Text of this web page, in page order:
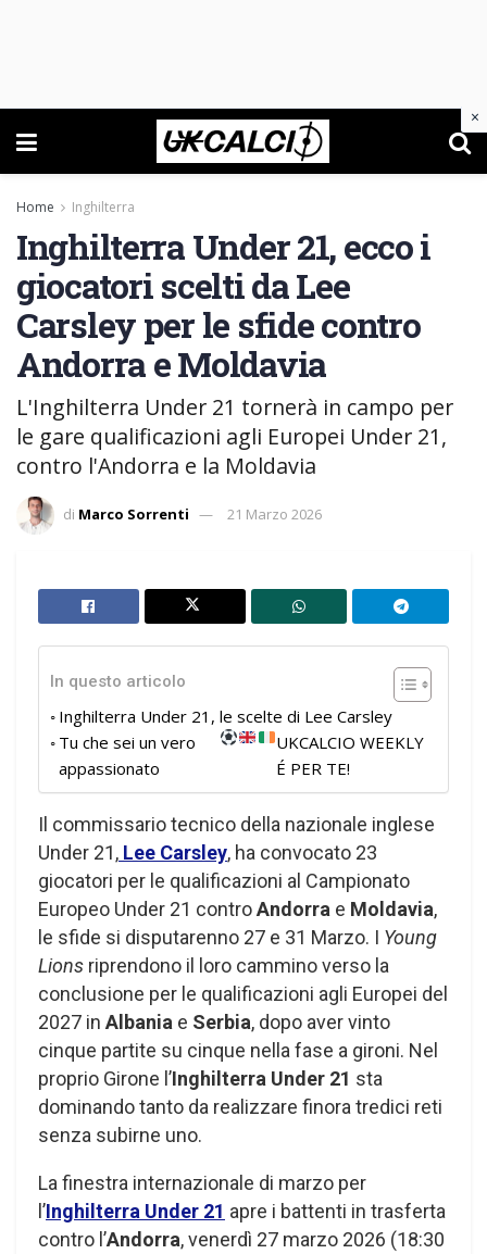
Home Inghilterra
Inghilterra Under 21, ecco i
giocatori scelti da Lee
Carsley per le sfide contro
Andorra e Moldavia
L'Inghilterra Under 21 tornerà in campo per
le gare qualificazioni agli Europei Under 21,
contro l'Andorra e la Moldavia
di Marco Sorrenti 21 Marzo 2026
In questo articolo
Inghilterra Under 21, le scelte di Lee Carsley
Tu che sei un vero
appassionato
UKCALCIO WEEKLY
É PER TE!
Il commissario tecnico della nazionale inglese
Under 21, Lee Carsley, ha convocato 23
giocatori per le qualificazioni al Campionato
Europeo Under 21 controAndorra e Moldavia,
le sfide si disputarenno 27 e 31 Marzo. I Young
Lions riprendono il loro cammino verso la
conclusione per le qualificazioni agli Europei del
2027 in Albania e Serbia, dopo aver vinto
cinque partite su cinque nella fase a gironi. Nel
proprio Girone l’Inghilterra Under 21 sta
dominando tanto da realizzare finora tredici reti
senza subirne uno.
La finestra internazionale di marzo per
l’Inghilterra Under 21 apre i battenti in trasferta
contro l’Andorra, venerdì 27 marzo 2026 (18:30
×